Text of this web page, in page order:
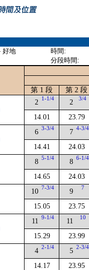
好地
時間:
分段時間:
第 1 段
第 2 段
2 1-1/4
14.01
2 3/4
23.79
6 3-3/4
14.41
7 4-3/4
24.03
8 5-1/4
14.65
8 6-1/4
24.03
10 7-3/4
15.05
9 7
23.75
11 9-1/4
15.29
11 10
23.99
4 2-1/4
14.17
5 2-3/4
23.95